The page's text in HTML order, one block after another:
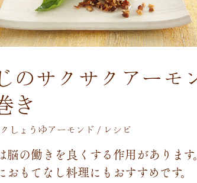
のサクサクアーモ
き
しょうゆアーモンド / レシピ
脳の働き を良 く する作用があ り ます。
お も て な し料理に も おすすめです。